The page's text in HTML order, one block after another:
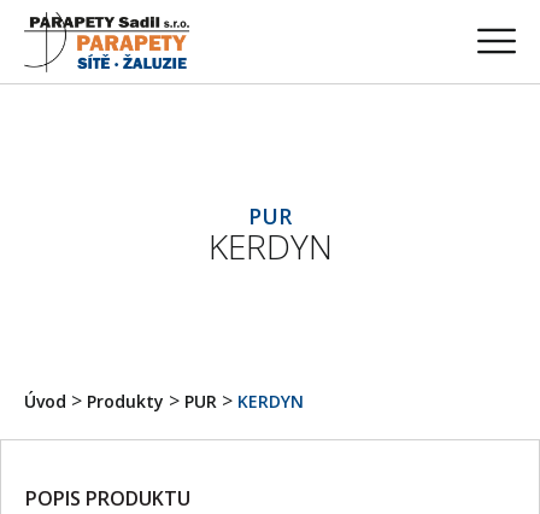
PUR
KERDYN
Úvod > Produkty > PUR > KERDYN
POPIS PRODUKTU